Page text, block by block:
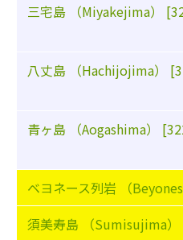
三宅島 （Miyakejima）
八丈島 （Hachijojima）
青ヶ島 （Aogashima）
ベヨネース列岩 （
須美寿島 （Sumisujima